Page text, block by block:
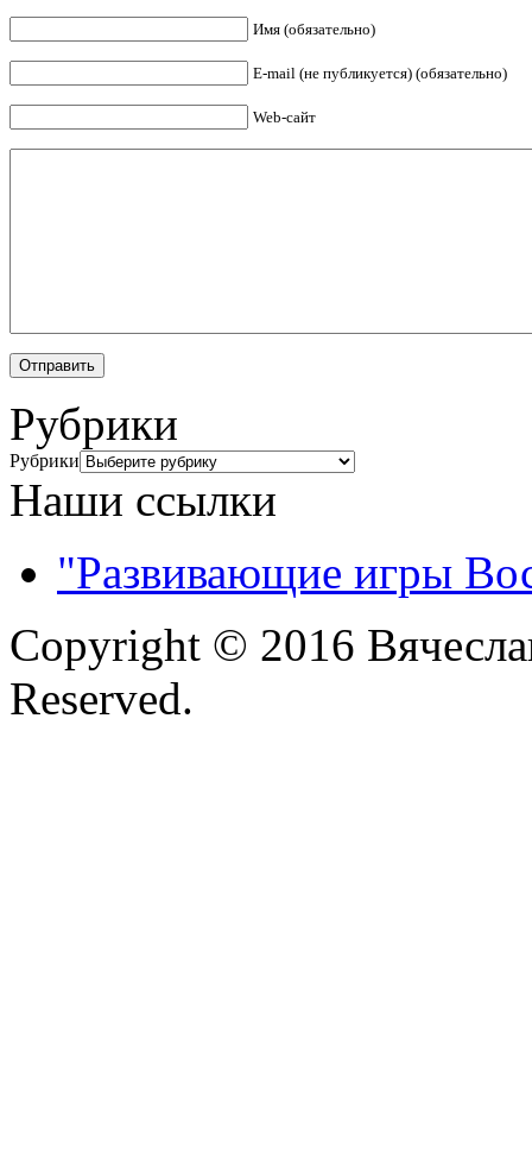
Имя (обязательно)
E-mail (не публикуется) (обязательно)
Web-сайт
Рубрики
Рубрики
Наши ссылки
"Развивающие игры
Copyright © 2016
Reserved.